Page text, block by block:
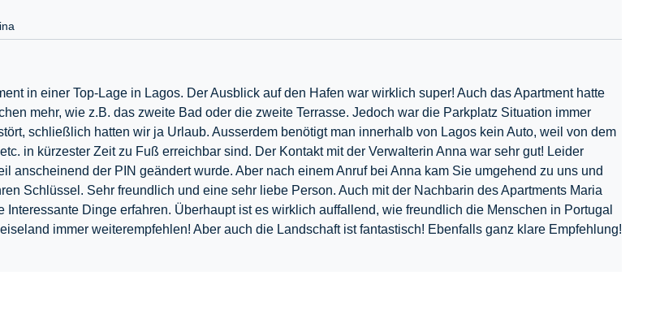
in einer Top-Lage in Lagos. Der Ausblick auf den Hafen war wirklich super! Auch das Apartment hatte
mehr, wie z.B. das zweite Bad oder die zweite Terrasse. Jedoch war die Parkplatz Situation immer
schließlich hatten wir ja Urlaub. Ausserdem benötigt man innerhalb von Lagos kein Auto, weil von dem
in kürzester Zeit zu Fuß erreichbar sind. Der Kontakt mit der Verwalterin Anna war sehr gut! Leider
anscheinend der PIN geändert wurde. Aber nach einem Anruf bei Anna kam Sie umgehend zu uns und
Schlüssel. Sehr freundlich und eine sehr liebe Person. Auch mit der Nachbarin des Apartments Maria
Dinge erfahren. Überhaupt ist es wirklich auffallend, wie freundlich die Menschen in Portugal
immer weiterempfehlen! Aber auch die Landschaft ist fantastisch! Ebenfalls ganz klare Empfehlung!